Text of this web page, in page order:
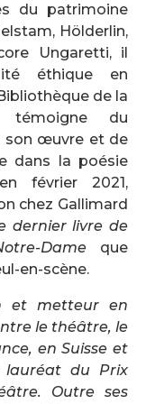
du patrimoine
Hölderlin,
Ungaretti, il
éthique en
de la
témoigne du
son œuvre et de
dans la poésie
février 2021,
chez Gallimard
dernier livre de
Dame que
en-scène.
et metteur en
le théâtre, le
en Suisse et
lauréat du Prix
Outre ses